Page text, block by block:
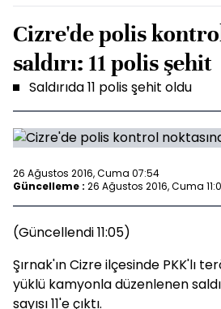
Cizre'de polis
saldırı: 11 polis şehit
Saldırıda 11 polis şehit oldu
26 Ağustos 2016, Cuma 07:54
Güncelleme : 26 Ağustos 2016, Cuma
(Güncellendi 11:05)
Şırnak'ın Cizre ilçesinde PKK'lı
yüklü kamyonla düzenlenen
sayısı 11'e çıktı.